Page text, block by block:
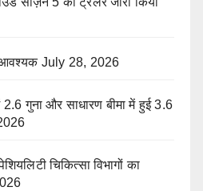
आवश्यक July 28, 2026
गुना और साधारण बीमा में हुई 3.6
चिकित्सा विभागों का